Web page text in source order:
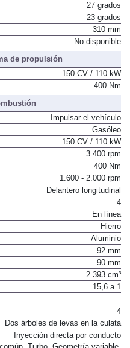
27 grados
23 grados
310 mm
No disponible
de propulsión
150 CV / 110 kW
400 Nm
Impulsar el vehículo
Gasóleo
150 CV / 110 kW
3.400 rpm
400 Nm
1.600 - 2.000 rpm
Delantero longitudinal
4
En línea
Hierro
Aluminio
92 mm
90 mm
2.393 cm³
15,6 a 1
4
Dos árboles de levas en la culata
Inyección directa por conducto